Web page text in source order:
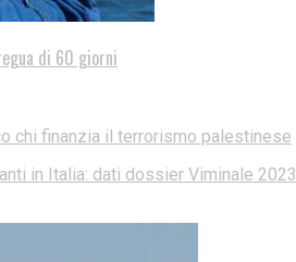
di 60 giorni
chi finanzia il terrorismo palestinese
in Italia: dati dossier Viminale 2023